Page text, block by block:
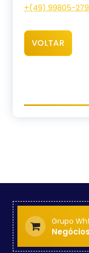
+(49) 99805-
VOLTAR
Grupo